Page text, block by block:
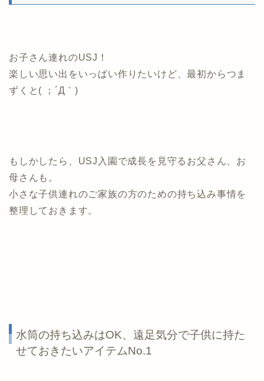
お子さん連れのUSJ！
楽しい思い出をいっぱい作りたいけど、最初からつま
ずくと( ；´Д｀)
もしかしたら、USJ入園で成長を見守るお父さん、お
母さんも。
小さな子供連れのご家族の方のための持ち込み事情を
整理しておきます。
水筒の持ち込みはOK、遠足気分で子供に持た
せておきたいアイテムNo.1